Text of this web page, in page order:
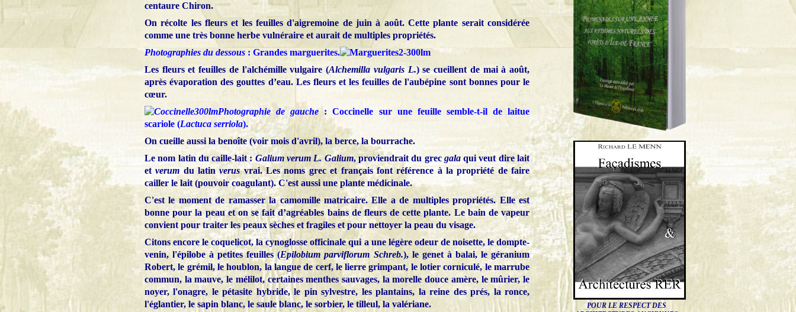
centaure Chiron.
On récolte les fleurs et les feuilles d'aigremoine de juin à août. Cette plante serait considérée
comme une très bonne herbe vulnéraire et aurait de multiples propriétés.
Photographies du dessous : Grandes marguerites.
Les fleurs et feuilles de l'alchémille vulgaire (Alchemilla vulgaris L.) se cueillent de mai à août,
après évaporation des gouttes d’eau. Les fleurs et les feuilles de l'aubépine sont bonnes pour le
cœur.
Photographie de gauche : Coccinelle sur une feuille semble-t-ilde laitue
scariole (Lactuca serriola).
On cueille aussi la benoîte (voir mois d'avril), la berce, la bourrache.
Le nom latin du caille-lait : Galium verum L. Galium, proviendrait du grec galaqui veut dire lait
etverum du latinverusvrai. Les noms grec et français font référence à la propriété de faire
cailler le lait (pouvoir coagulant). C'est aussi une plante médicinale.
C'est le moment de ramasser la camomille matricaire. Elle a de multiples propriétés. Elle est
bonne pour la peau et on se fait d’agréables bains de fleurs de cette plante. Le bain de vapeur
convient pour traiter les peaux sèches et fragiles et pour nettoyer la peau du visage.
Citons encore le coquelicot, la cynoglosse officinale qui a une légère odeur de noisette, le dompte-
venin, l'épilobe à petites feuilles (Epilobium parviflorum Schreb.), le genet à balai, le géranium
Robert, le grémil, le houblon, la langue de cerf, le lierre grimpant, le lotier corniculé, le marrube
commun, la mauve, le mélilot, certaines menthes sauvages, la morelle douce amère, le mûrier, le
noyer, l'onagre, le pétasite hybride, le pin sylvestre, les plantains, la reine des prés, la ronce,
l'églantier, le sapin blanc, le saule blanc, le sorbier, le tilleul, la valériane.
POUR LE RESPECT DES